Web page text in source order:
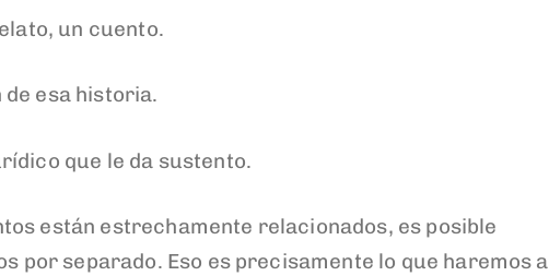
un cuento.
esa historia.
que le da sustento.
están estrechamente relacionados, es posible
por separado. Eso es precisamente lo que haremos a